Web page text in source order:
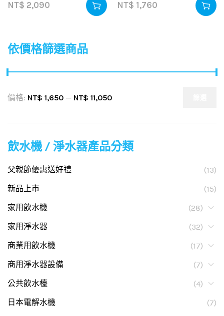
依價格篩選商品
價格: NT$ 1,650 — NT$ 11,050
飲水機 / 淨水器產品分類
父親節優惠送好禮
(13)
新品上市
(15)
家用飲水機
(28)
家用淨水器
(32)
商業用飲水機
(17)
商用淨水器設備
(7)
公共飲水檯
(4)
日本電解水機
(7)
NT$ 2,090 NT$ 1,760